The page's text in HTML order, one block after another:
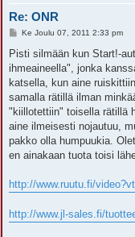
Re: ONR
V
e
t
i
Ke Joulu 07, 2011 2:33 pm
Pisti silmään kun Start!-
ihmeaineella", jonka
katsella, kun aine
samalla rätillä ilman
"kiillotettiin" toisella rätillä
aine ilmeisesti nojautuu,
pakko olla humpuukia.
en ainakaan tuota toisi
http://www.ruutu.fi/
http://www.jl-sales.fi/